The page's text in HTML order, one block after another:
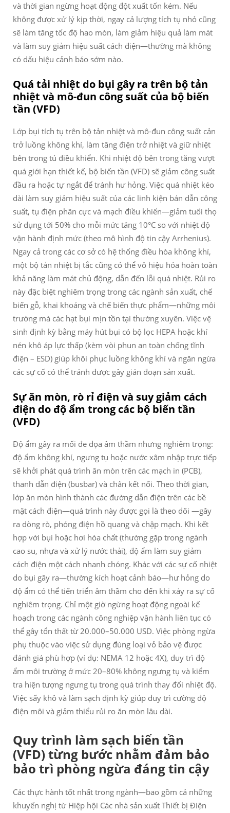
và thời gian ngừng hoạt động đột xuất tốn kém. Nếu
không được xử lý kịp thời, ngay cả lượng tích tụ nhỏ cũng
sẽ làm tăng tốc độ hao mòn, làm giảm hiệu quả làm mát
và làm suy giảm hiệu suất cách điện—thường mà không
có dấu hiệu cảnh báo sớm nào.
Quá tải nhiệt do bụi gây ra trên bộ tản
nhiệt và mô-đun công suất của bộ biến
tần (VFD)
Lớp bụi tích tụ trên bộ tản nhiệt và mô-đun công suất cản
trở luồng không khí, làm tăng điện trở nhiệt và giữ nhiệt
bên trong tủ điều khiển. Khi nhiệt độ bên trong tăng vượt
quá giới hạn thiết kế, bộ biến tần (VFD) sẽ giảm công suất
đầu ra hoặc tự ngắt để tránh hư hỏng. Việc quá nhiệt kéo
dài làm suy giảm hiệu suất của các linh kiện bán dẫn công
suất, tụ điện phân cực và mạch điều khiển—giảm tuổi thọ
sử dụng tới 50% cho mỗi mức tăng 10°C so với nhiệt độ
vận hành định mức (theo mô hình độ tin cậy Arrhenius).
Ngay cả trong các cơ sở có hệ thống điều hòa không khí,
một bộ tản nhiệt bị tắc cũng có thể vô hiệu hóa hoàn toàn
khả năng làm mát chủ động, dẫn đến lỗi quá nhiệt. Rủi ro
này đặc biệt nghiêm trọng trong các ngành sản xuất, chế
biến gỗ, khai khoáng và chế biến thực phẩm—những môi
trường mà các hạt bụi mịn tồn tại thường xuyên. Việc vệ
sinh định kỳ bằng máy hút bụi có bộ lọc HEPA hoặc khí
nén khô áp lực thấp (kèm vòi phun an toàn chống tĩnh
điện – ESD) giúp khôi phục luồng không khí và ngăn ngừa
các sự cố có thể tránh được gây gián đoạn sản xuất.
Sự ăn mòn, rò rỉ điện và suy giảm cách
điện do độ ẩm trong các bộ biến tần
(VFD)
Độ ẩm gây ra mối đe dọa âm thầm nhưng nghiêm trọng:
độ ẩm không khí, ngưng tụ hoặc nước xâm nhập trực tiếp
sẽ khởi phát quá trình ăn mòn trên các mạch in (PCB),
thanh dẫn điện (busbar) và chân kết nối. Theo thời gian,
lớp ăn mòn hình thành các đường dẫn điện trên các bề
mặt cách điện—quá trình này được gọi là theo dõi —gây
ra dòng rò, phóng điện hồ quang và chập mạch. Khi kết
hợp với bụi hoặc hơi hóa chất (thường gặp trong ngành
cao su, nhựa và xử lý nước thải), độ ẩm làm suy giảm
cách điện một cách nhanh chóng. Khác với các sự cố nhiệt
do bụi gây ra—thường kích hoạt cảnh báo—hư hỏng do
độ ẩm có thể tiến triển âm thầm cho đến khi xảy ra sự cố
nghiêm trọng. Chỉ một giờ ngừng hoạt động ngoài kế
hoạch trong các ngành công nghiệp vận hành liên tục có
thể gây tổn thất từ 20.000–50.000 USD. Việc phòng ngừa
phụ thuộc vào việc sử dụng đúng loại vỏ bảo vệ được
đánh giá phù hợp (ví dụ: NEMA 12 hoặc 4X), duy trì độ
ẩm môi trường ở mức 20–80% không ngưng tụ và kiểm
tra hiện tượng ngưng tụ trong quá trình thay đổi nhiệt độ.
Việc sấy khô và làm sạch định kỳ giúp duy trì cường độ
điện môi và giảm thiểu rủi ro ăn mòn lâu dài.
Quy trình làm sạch biến tần
(VFD) từng bước nhằm đảm bảo
bảo trì phòng ngừa đáng tin cậy
Các thực hành tốt nhất trong ngành—bao gồm cả những
khuyến nghị từ Hiệp hội Các nhà sản xuất Thiết bị Điện